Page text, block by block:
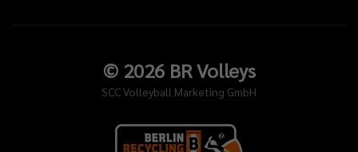
© 2026BR Volleys
SCC Volleyball Marketing GmbH